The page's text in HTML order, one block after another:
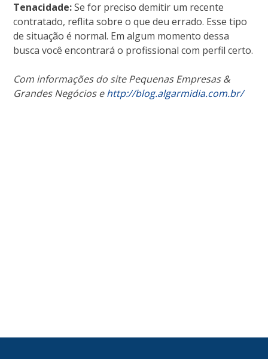
Tenacidade:Se for preciso demitir um recente
contratado, reflita sobre o que deu errado. Esse tipo
de situação é normal. Em algum momento dessa
busca você encontrará o profissional com perfil certo.
Com informações do site Pequenas Empresas &
Grandes Negócios ehttp://blog.algarmidia.com.br/